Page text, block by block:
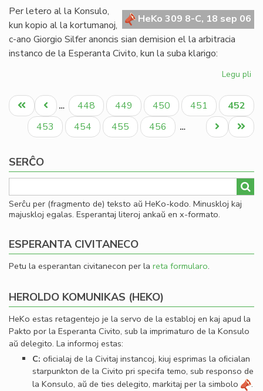
HeKo 309 8-C, 18 sep 06
Per letero al la Konsulo,
kun kopio al la kortumanoj,
c-ano Giorgio Silfer anoncis sian demision el la arbitracia
instanco de la Esperanta Civito, kun la suba klarigo:
Legu pli
la
Pagination
Unua
paĝo
Antaŭa
paĝo
… Paĝo
448 Paĝo
449 Paĝo
450 Paĝo
451
Aktuala
paĝo
452
Paĝo
453 Paĝo
454 Paĝo
455 Paĝo
456 …
Last
page
Next
page
SERĈO
Serĉu per (fragmento de) teksto aŭ HeKo-kodo. Minuskloj kaj
majuskloj egalas. Esperantaj literoj ankaŭ en x-formato.
ESPERANTA CIVITANECO
Petu la esperantan civitanecon per la reta formularo.
HEROLDO KOMUNIKAS (HEKO)
HeKo estas retagentejo je la servo de la establoj en kaj apud la
Pakto por la Esperanta Civito, sub la imprimaturo de la Konsulo
aŭ delegito. La informoj estas:
C: oﬁcialaj de la Civitaj instancoj, kiuj esprimas la oﬁcialan
starpunkton de la Civito pri specifa temo, sub responso de
la Konsulo, aŭ de ties delegito, markitaj per la simbolo
.